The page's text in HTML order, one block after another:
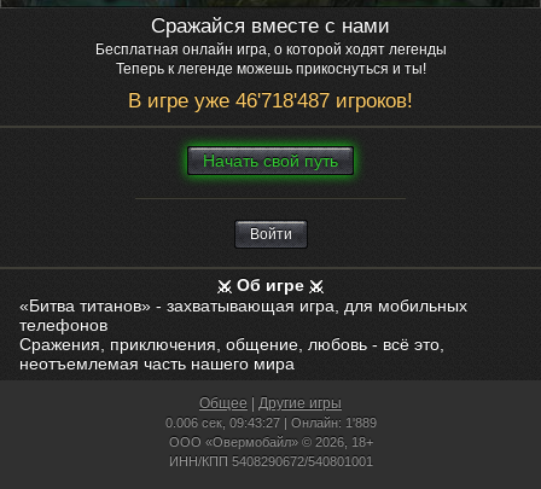
Сражайся вместе с нами
Бесплатная онлайн игра, о которой ходят легенды
Теперь к легенде можешь прикоснуться и ты!
В игре уже 46'718'487 игроков!
Нaчaть свой путь
Войти
Об игре
«Битва титанов» - захватывающая игра, для мобильных
телефонов
Сражения, приключения, общение, любовь - всё это,
неотъемлемая часть нашего мира
Общее Другие игры
0.006 сек, 09:43:27 | Онлайн: 1'889
ООО «Овермобайл» © 2026, 18+
ИНН/КПП 5408290672/540801001